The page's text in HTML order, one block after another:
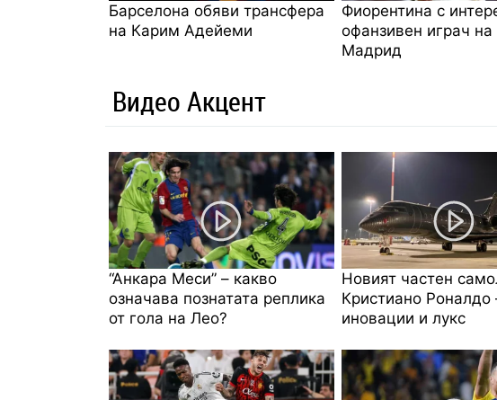
Барселона обяви трансфера
на Карим Адейеми
Фиорентина с
офанзивен играч на
Мадрид
Видео Акцент
“Анкара Меси” – какво
означава познатата реплика
от гола на Лео?
Новият частен
Кристиано Роналдо
иновации и лукс